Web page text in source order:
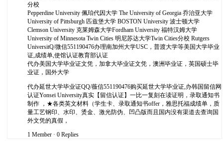
分校
Pepperdine University 佩珀代因大学 The University of Georgia 乔治亚大学
University of Pittsburgh 匹兹堡大学 BOSTON University 波士顿大学
Clemson University 克莱姆森大学Fordham University 福特汉姆大学
University of Minnesota Twin Cities 明尼苏达大学Twin Cities分校 Rutgers
UniversitQ/微信551190476办理南加州大学USC，普渡大学等美国大学毕业
证,成绩单,使馆认证教育部认证
代办美国大学毕业证文凭，加拿大毕业证文凭，澳洲毕业证，英国硕士毕
业证，国外大学
代办延世大学毕业证QQ/薇信551190476购买延世大学毕业证,办韩国留信网
认证Yonsei University真实【留信认证】一比一复刻在读证明，录取通知书
制作 ，★各类英文材料（学生卡、录取通知书offer，雅思托福成绩单，质
量工艺钢印、水印、烫金、激光防伪、凹凸版而且国内没有渠道去查询国
外文凭的真假，
1 Member · 0 Replies